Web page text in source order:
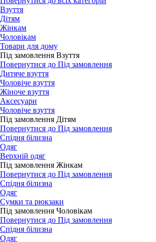
Взуття
Дітям
Жінкам
Чоловікам
Товари для дому
Під замовлення Взуття
Повернутися до Під замовлення
Дитяче взуття
Чоловіче взуття
Жіноче взуття
Аксесуари
Чоловіче взуття
Під замовлення Дітям
Повернутися до Під замовлення
Спідня білизна
Одяг
Верхній одяг
Під замовлення Жінкам
Повернутися до Під замовлення
Спідня білизна
Одяг
Сумки та рюкзаки
Під замовлення Чоловікам
Повернутися до Під замовлення
Спідня білизна
Одяг